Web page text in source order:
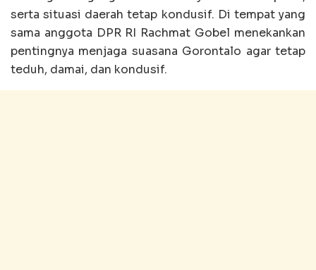
serta situasi daerah tetap kondusif. Di tempat yang
sama anggota DPR RI Rachmat Gobel menekankan
pentingnya menjaga suasana Gorontalo agar tetap
teduh, damai, dan kondusif.